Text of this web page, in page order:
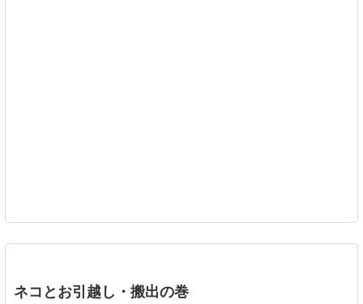
ネコとお引越し・搬出の巻